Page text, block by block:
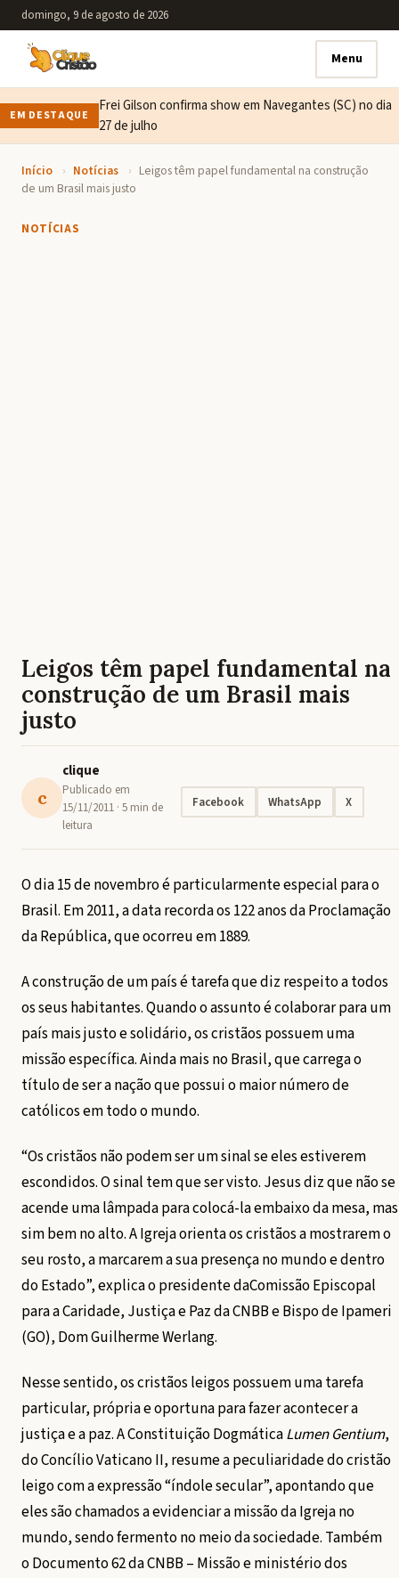
domingo, 9 de agosto de 2026
Menu
EM DESTAQUE
Frei Gilson confirma show em Navegantes (SC) no dia
27 de julho
Início › Notícias › Leigos têm papel fundamental na construção
de um Brasil mais justo
NOTÍCIAS
Leigos têm papel fundamental na
construção de um Brasil mais
justo
c
clique
Publicado em
15/11/2011 · 5 min de
leitura
Facebook WhatsApp X
O dia 15 de novembro é particularmente especial para o
Brasil. Em 2011, a data recorda os 122 anos da Proclamação
da República, que ocorreu em 1889.
A construção de um país é tarefa que diz respeito a todos
os seus habitantes. Quando o assunto é colaborar para um
país mais justo e solidário, os cristãos possuem uma
missão específica. Ainda mais no Brasil, que carrega o
título de ser a nação que possui o maior número de
católicos em todo o mundo.
“Os cristãos não podem ser um sinal se eles estiverem
escondidos. O sinal tem que ser visto. Jesus diz que não se
acende uma lâmpada para colocá-la embaixo da mesa, mas
sim bem no alto. A Igreja orienta os cristãos a mostrarem o
seu rosto, a marcarem a sua presença no mundo e dentro
do Estado”, explica o presidente daComissão Episcopal
para a Caridade, Justiça e Paz da CNBB e Bispo de Ipameri
(GO), Dom Guilherme Werlang.
Nesse sentido, os cristãos leigos possuem uma tarefa
particular, própria e oportuna para fazer acontecer a
justiça e a paz. A Constituição DogmáticaLumen Gentium,
do Concílio Vaticano II, resume a peculiaridade do cristão
leigo com a expressão “índole secular”, apontando que
eles são chamados a evidenciar a missão da Igreja no
mundo, sendo fermento no meio da sociedade. Também
o Documento 62 da CNBB – Missão e ministério dos